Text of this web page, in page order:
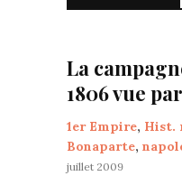
La
1806 vue
1er Empire, Hist.
Bonaparte,
juillet 2009